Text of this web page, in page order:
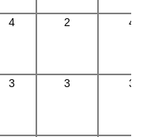
4 2 4
3 3 3